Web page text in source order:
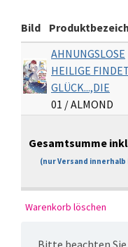
Bild
AHNUNGSLOSE
HEILIGE
GLÜCK...,DIE
01 / ALMOND
Gesamtsumme
(nur Versand